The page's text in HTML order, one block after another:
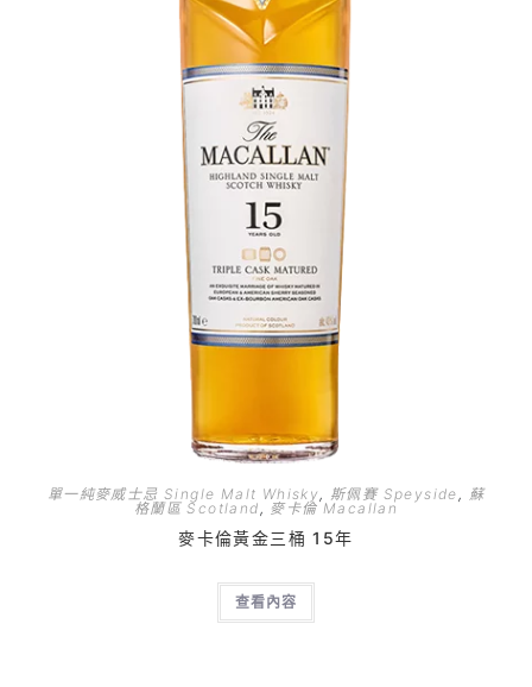
單一純麥威士忌 Single Malt Whisky, 斯佩賽 Speyside , 蘇
格蘭區 Scotland , 麥卡倫 Macallan
麥卡倫黃金三桶 15年
查看內容